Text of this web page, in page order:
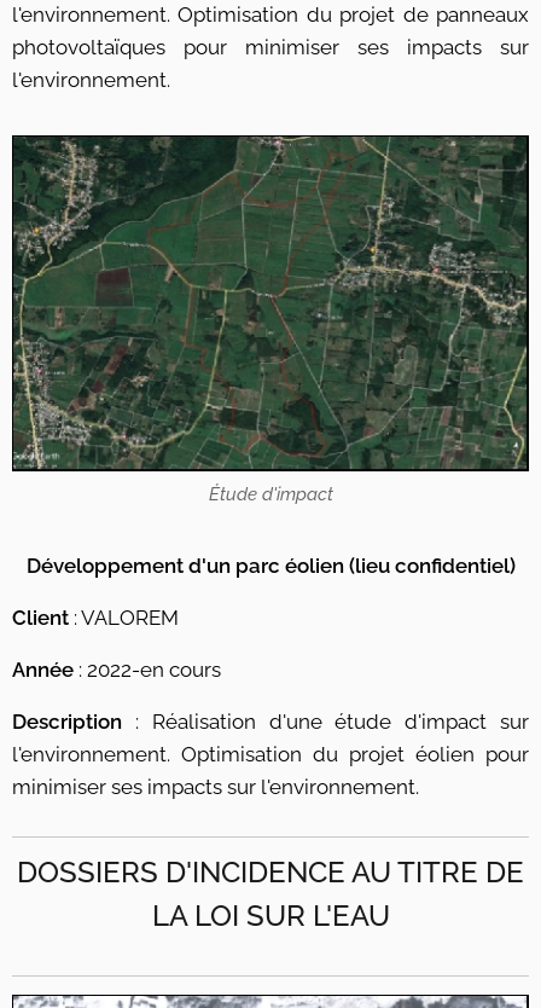
l'environnement. Optimisation du projet de panneaux
photovoltaïques pour minimiser ses impacts sur
l'environnement.
Étude d'impact
Développement d'un parc éolien (lieu confidentiel)
Client : VALOREM
Année : 2022-en cours
Description : Réalisation d'une étude d'impact sur
l'environnement. Optimisation du projet éolien pour
minimiser ses impacts sur l'environnement.
DOSSIERS D'INCIDENCE AU TITRE DE
LA LOI SUR L'EAU